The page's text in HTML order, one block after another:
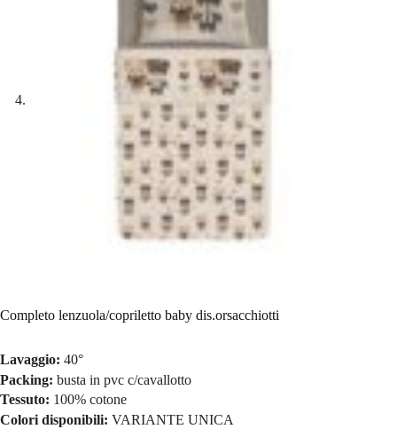
Completo lenzuola/copriletto baby dis.orsacchiotti
Lavaggio: 40°
Packing: busta in pvc c/cavallotto
Tessuto: 100% cotone
Colori disponibili: VARIANTE UNICA